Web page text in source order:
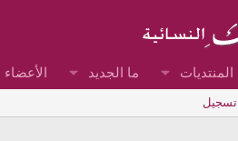
المنتديات ما الجديد الأعضاء
تسجيل